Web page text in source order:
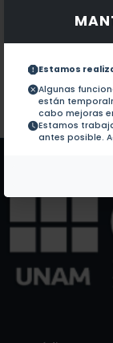
Estamos
Algunas
están
cabo mejoras
Estamos
antes posible.
Colaboraciones en Tesis:
Patentes: